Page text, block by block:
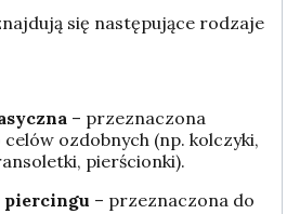
się następujące rodzaje
– przeznaczona
celów ozdobnych (np. kolczyki,
pierścionki).
piercingu – przeznaczona do